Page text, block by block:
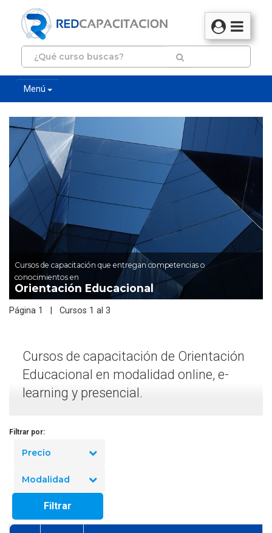
Menú
Cursos de capacitación que entregan competencias o
conocimientos en
Orientación Educacional
Página 1 | Cursos 1 al 3
Cursos de capacitación de Orientación
Educacional en modalidad online, e-
learning y presencial.
Filtrar por:
Precio
Modalidad
Filtrar